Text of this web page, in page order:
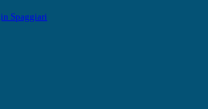
Spaggiari